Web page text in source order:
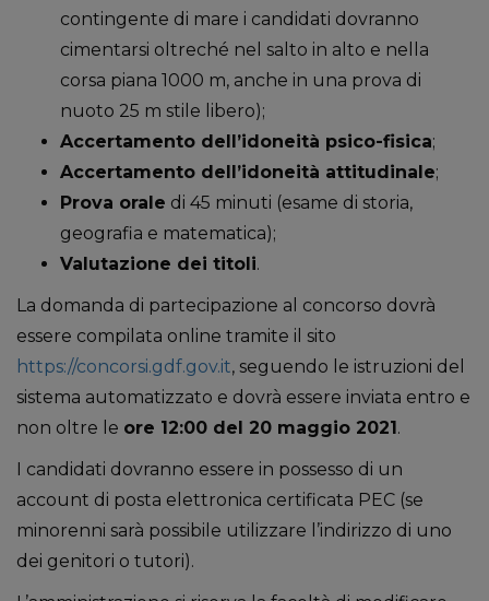
contingente di mare i candidati dovranno
cimentarsi oltreché nel salto in alto e nella
corsa piana 1000 m, anche in una prova di
nuoto 25 m stile libero);
Accertamento dell’idoneità psico-fisica;
Accertamento dell’idoneità attitudinale;
Prova orale di 45 minuti (esame di storia,
geografia e matematica);
Valutazione dei titoli.
La domanda di partecipazione al concorso dovrà
essere compilata online tramite il sito
https://concorsi.gdf.gov.it, seguendo le istruzioni del
sistema automatizzato e dovrà essere inviata entro e
non oltre le ore 12:00 del 20 maggio 2021.
I candidati dovranno essere in possesso di un
account di posta elettronica certificata PEC (se
minorenni sarà possibile utilizzare l’indirizzo di uno
dei genitori o tutori).